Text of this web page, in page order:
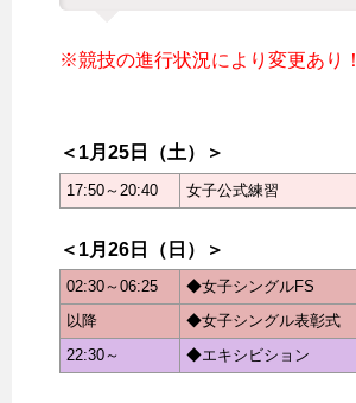
※競技の進行状況により変更あり！
＜1月25日（土）＞
17:50～20:40 女子公式練習
＜1月26日（日）＞
02:30～06:25
◆女子シングルFS
以降
◆女子シングル表彰式
22:30～
◆エキシビション